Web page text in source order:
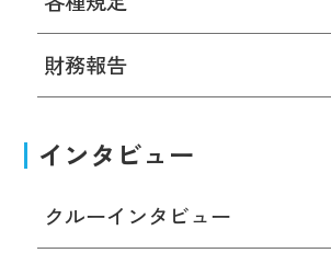
財務報告
インタビュー
クルーインタビュー